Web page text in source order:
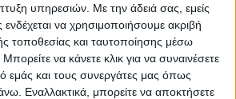
υπηρεσιών. Με την άδειά σας, εμείς
ενδέχεται να χρησιμοποιήσουμε ακριβή
τοποθεσίας και ταυτοποίησης μέσω
να κάνετε κλικ για να συναινέσετε
εμάς και τους συνεργάτες μας όπως
Εναλλακτικά, μπορείτε να αποκτήσετε